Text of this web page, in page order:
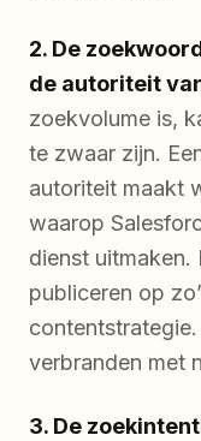
2. De
de autoriteit
zoekvolume is,
te zwaar zijn.
autoriteit maakt
waarop
dienst uitmaken.
publiceren op
verbranden met
3. De